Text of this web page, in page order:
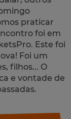
praticar
foi em
Este foi
Foi um
filhos... O
e vontade de